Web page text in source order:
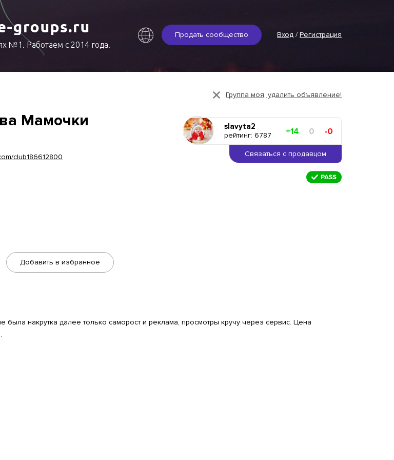
Продать сообщество Вход / Регистрация
№1. Работаем с 2014 года.
Группа моя, удалить объявление!
slavyta2
рейтинг: 6787 +14 0 -0
Связаться с продавцом
Мамочки
club186612800
Добавить в избранное
накрутка далее только саморост и реклама, просмотры кручу через сервис. Цена